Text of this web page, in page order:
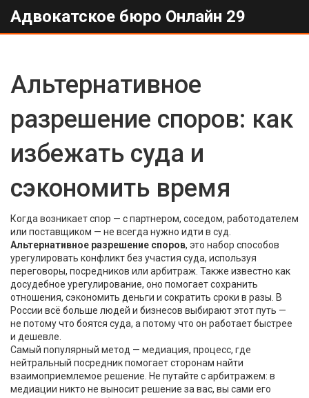
Адвокатское бюро Онлайн 29
Альтернативное
разрешение споров: как
избежать суда и
сэкономить время
Когда возникает спор — с партнером, соседом, работодателем
или поставщиком — не всегда нужно идти в суд.
Альтернативное разрешение споров, это набор способов
урегулировать конфликт без участия суда, используя
переговоры, посредников или арбитраж . Также известно как
досудебное урегулирование, оно помогает сохранить
отношения, сэкономить деньги и сократить сроки в разы . В
России всё больше людей и бизнесов выбирают этот путь —
не потому что боятся суда, а потому что он работает быстрее
и дешевле.
Самый популярный метод — медиация, процесс, где
нейтральный посредник помогает сторонам найти
взаимоприемлемое решение . Не путайте с арбитражем: в
медиации никто не выносит решение за вас, вы сами его